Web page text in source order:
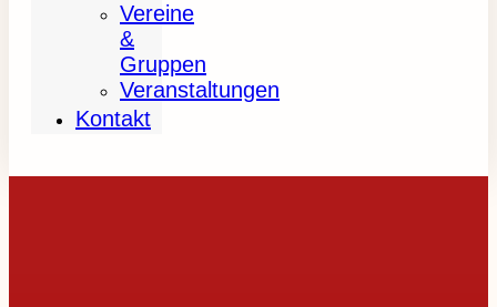
Vereine
&
Gruppen
Veranstaltungen
Kontakt